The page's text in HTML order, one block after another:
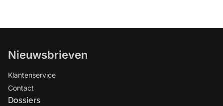
Nieuwsbrieven
Klantenservice
Contact
Dossiers